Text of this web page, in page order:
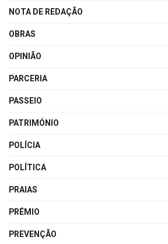
NOTA DE REDAÇÃO
OBRAS
OPINIÃO
PARCERIA
PASSEIO
PATRIMÓNIO
POLÍCIA
POLÍTICA
PRAIAS
PRÉMIO
PREVENÇÃO